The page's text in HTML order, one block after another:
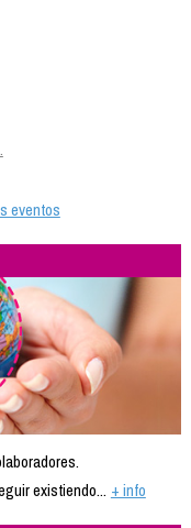
eventos
existiendo... + info